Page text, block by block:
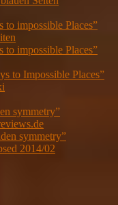
to impossible Places”
to impossible Places”
to Impossible Places”
symmetry”
symmetry”
2014/02